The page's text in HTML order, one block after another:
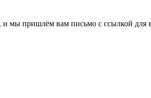
мы пришлём вам письмо с ссылкой для